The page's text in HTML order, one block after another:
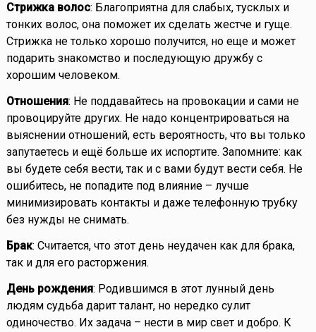
Стрижка волос: Благоприятна для слабых, тусклых и
тонких волос, она поможет их сделать жестче и гуще.
Стрижка не только хорошо получится, но еще и может
подарить знакомство и последующую дружбу с
хорошим человеком.
Отношения: Не поддавайтесь на провокации и сами не
провоцируйте других. Не надо концентрироваться на
выяснении отношений, есть вероятность, что вы только
запутаетесь и ещё больше их испортите. Запомните: как
вы будете себя вести, так и с вами будут вести себя. Не
ошибитесь, не попадите под влияние – лучше
минимизировать контакты и даже телефонную трубку
без нужды не снимать.
Брак: Считается, что этот день неудачен как для брака,
так и для его расторжения.
День рождения: Родившимся в этот лунный день
людям судьба дарит талант, но нередко сулит
одиночество. Их задача – нести в мир свет и добро. К